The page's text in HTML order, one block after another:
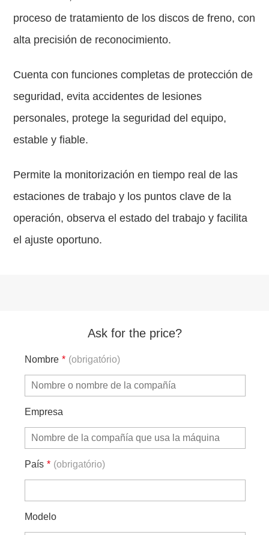
proceso de tratamiento de los discos de freno, con
alta precisión de reconocimiento.
Cuenta con funciones completas de protección de
seguridad, evita accidentes de lesiones
personales, protege la seguridad del equipo,
estable y fiable.
Permite la monitorización en tiempo real de las
estaciones de trabajo y los puntos clave de la
operación, observa el estado del trabajo y facilita
el ajuste oportuno.
Ask for the price?
Nombre * (obrigatório)
Empresa
País * (obrigatório)
Modelo